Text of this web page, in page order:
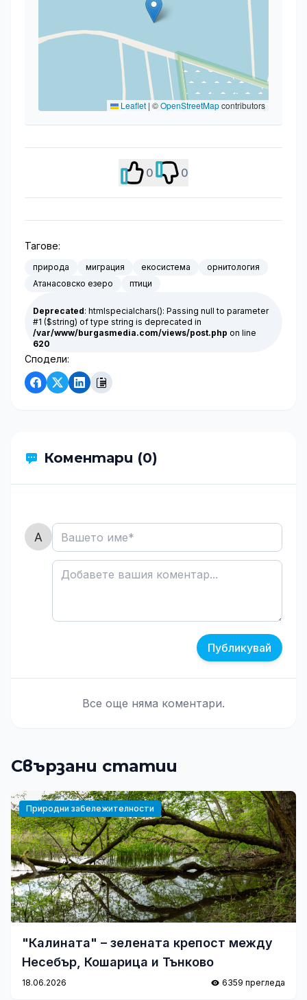
Leaflet | ©OpenStreetMapcontributors
0 0
Тагове:
природа миграция екосистема
орнитология
Атанасовско езеро
птици
Deprecated: htmlspecialchars(): Passing null to parameter
#1 ($string) of type string is deprecated in
/var/www/burgasmedia.com/views/post.php on line
620
Сподели:
Коментари (0)
Публикувай
Все още няма коментари.
Свързани статии
Природни забележителности
"Калината" – зелената крепост между
Несебър, Кошарица и Тънково
18.06.2026 6359 прегледа